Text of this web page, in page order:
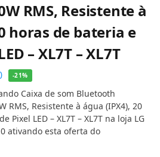
RMS, Resistente à
horas de bateria e
– XL7T – XL7T
-21%
Caixa de som Bluetooth
RMS, Resistente à água (IPX4), 20
Pixel LED – XL7T – XL7T na loja LG
ativando esta oferta do